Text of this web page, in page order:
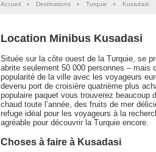
Accueil » Destinations » Turquie » Kusadasi
Location Minibus Kusadasi
Située sur la côte ouest de la Turquie, se
abrite seulement 50 000 personnes – mais
popularité de la ville avec les voyageurs
devenu port de croisière quatrième plus
populaire paquet vous trouverez
chaud toute l’année, des fruits de mer
refuge idéal pour les voyageurs à la
agréable pour découvrir la Turquie encore.
Choses à faire à Kusadasi